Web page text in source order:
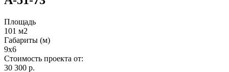
Площадь
101 м2
Габариты (м)
9x6
Стоимость проекта от:
30 300 р.